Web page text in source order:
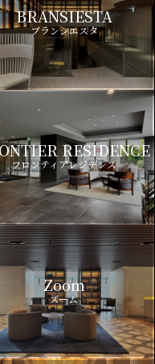
BRANSIESTA
ブランシエスタ
RESIDENCE
フロンティアレジデンス
Zoom
ズーム